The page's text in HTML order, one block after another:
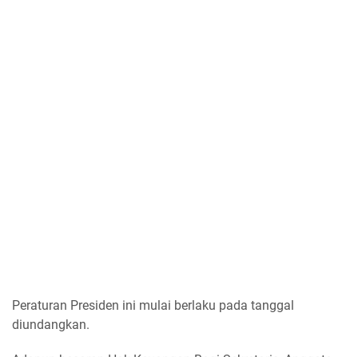
Peraturan Presiden ini mulai berlaku pada tanggal
diundangkan.